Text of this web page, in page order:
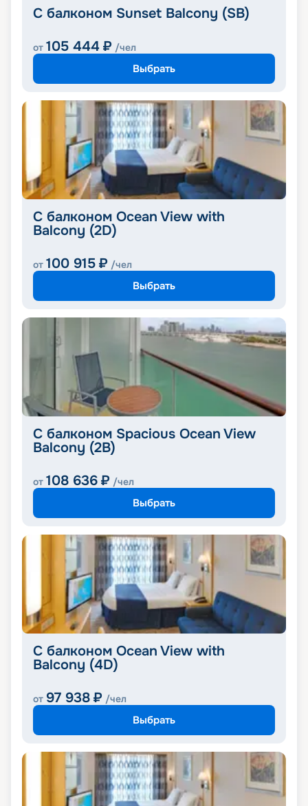
С балконом Sunset Balcony (SB)
от 105 444 ₽ /чел
Выбрать
С балконом Ocean View with
Balcony (2D)
от 100 915 ₽ /чел
Выбрать
С балконом Spacious Ocean View
Balcony (2B)
от 108 636 ₽ /чел
Выбрать
С балконом Ocean View with
Balcony (4D)
от 97 938 ₽ /чел
Выбрать